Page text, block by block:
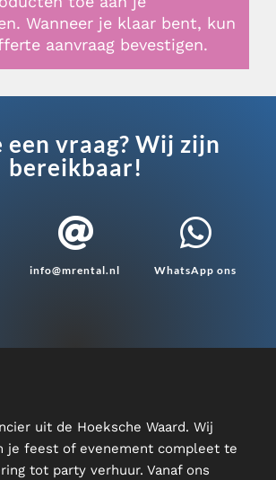
Wanneer je klaar bent, kun
aanvraag bevestigen.
een vraag? Wij zijn
bereikbaar!

info@mrental.nl

WhatsApp ons
uit de Hoeksche Waard. Wij
je feest of evenement compleet te
tot party verhuur. Vanaf ons